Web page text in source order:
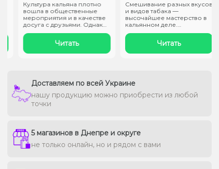
Культура кальяна плотно
вошла в общественные
мероприятия и в качестве
досуга с друзьями. Однако
если..
Читать
Смешивание разных вкусов
и видов табака —
высочайшее мастерство в
кальянном деле.
Правильно создать ..
Читать
Доставляем по всей Украине
нашу продукцию можно приобрести из любой
точки
5 магазинов в Днепре и округе
не только онлайн, но и рядом с вами